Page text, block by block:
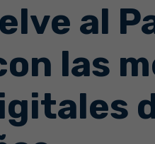
al
las